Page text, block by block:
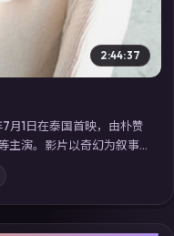
2:44:37
月1日在泰国首映，由朴赞
主演。影片以奇幻为叙事
底打破；摄影与配乐强化
高清电视剧在线看」延
追剧体验。